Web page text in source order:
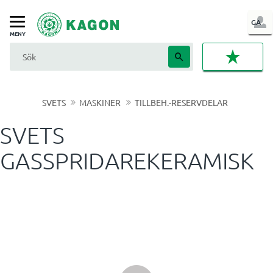
Meny
GA
IN
SVETS MASKINER TILLBEH.-RESERVDELAR
SVETS
GASSPRIDAREKERAMISK